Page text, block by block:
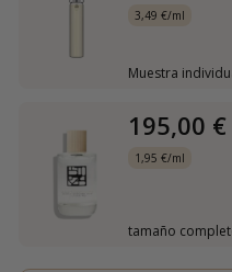
3,49 €/ml
Muestra
195,00 €
1,95 €/ml
tamaño